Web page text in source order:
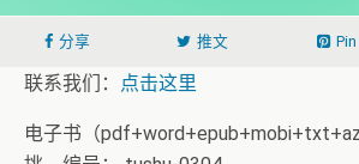
分享 推文 Pin
联系我们： 点击这里
电子书（